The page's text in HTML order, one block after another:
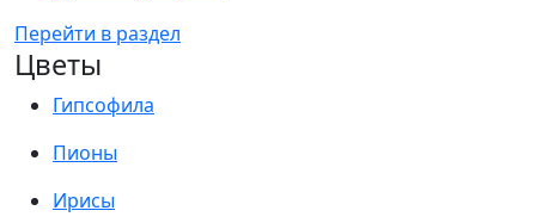
Перейти в раздел
Цветы
Гипсофила
Пионы
Ирисы